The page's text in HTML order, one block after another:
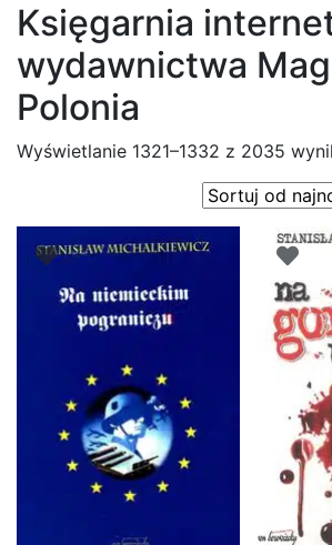
Księgarnia
wydawnictwa
Polonia
Wyświetlanie 1321–1332 z 2035